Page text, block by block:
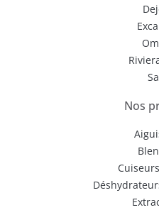
Nos